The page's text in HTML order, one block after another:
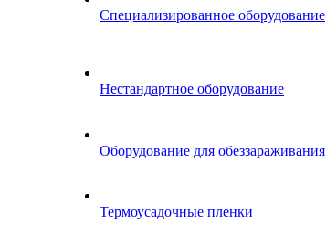
Специализированное оборудование
Нестандартное оборудование
Оборудование для обеззараживания
Термоусадочные пленки